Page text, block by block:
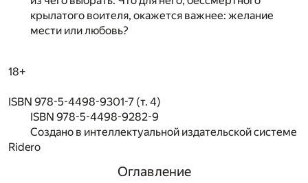
крылатого воителя, окажется важнее: желание
мести или любовь?
18+
ISBN 978-5-4498-9301-7 (т. 4)
ISBN 978-5-4498-9282-9
Создано в интеллектуальной издательской системе
Ridero
Оглавление